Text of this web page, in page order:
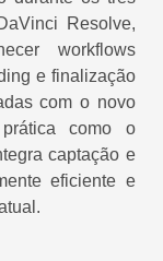
Resolve,
workflows
e finalização
com o novo
como o
captação e
eficiente e